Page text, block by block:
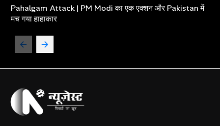
Pahalgam Attack | PM Modi का एक एक्शन और Pakistan में
मच गया हाहाकार